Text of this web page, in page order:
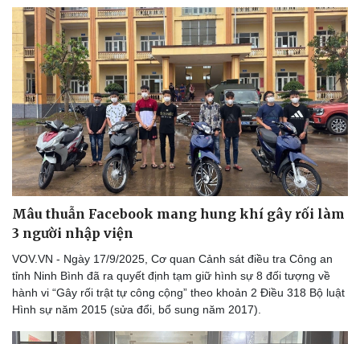
eSports
Hậu trường
Mâu thuẫn Facebook mang hung khí gây rối làm
3 người nhập viện
VOV.VN - Ngày 17/9/2025, Cơ quan Cảnh sát điều tra Công an
tỉnh Ninh Bình đã ra quyết định tạm giữ hình sự 8 đối tượng về
hành vi “Gây rối trật tự công cộng” theo khoản 2 Điều 318 Bộ luật
Hình sự năm 2015 (sửa đổi, bổ sung năm 2017).